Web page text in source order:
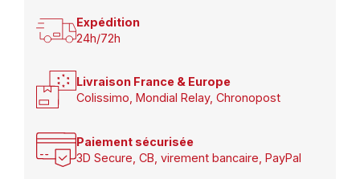
Expédition
24h/72h
Livraison France & Europe
Colissimo, Mondial Relay, Chronopost
Paiement sécurisée
3D Secure, CB, virement bancaire, PayPal